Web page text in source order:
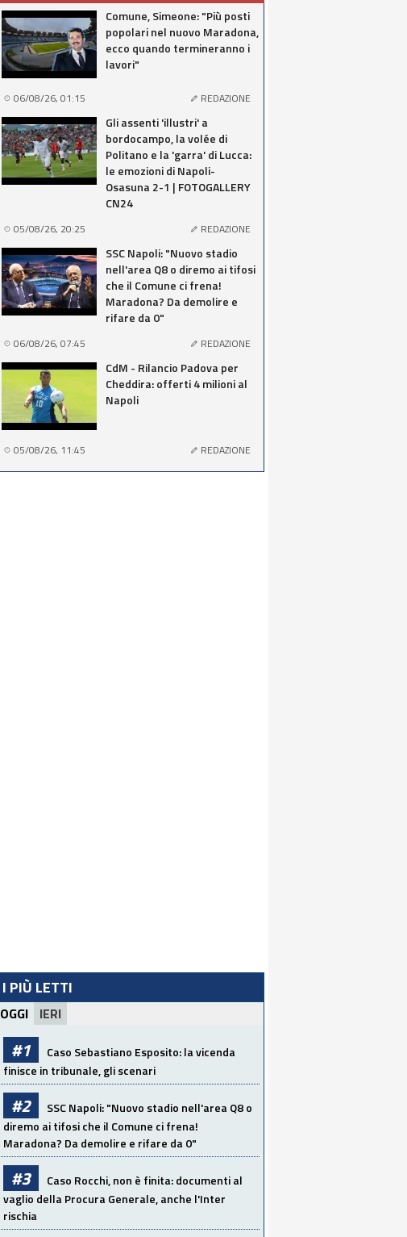
Comune, Simeone: "Più posti
popolari nel nuovo Maradona,
ecco quando termineranno i
lavori"
06/08/26, 01:15 REDAZIONE
Gli assenti 'illustri' a
bordocampo, la volée di
Politano e la 'garra' di Lucca:
le emozioni di Napoli-
Osasuna 2-1 | FOTOGALLERY
CN24
05/08/26, 20:25 REDAZIONE
SSC Napoli: "Nuovo stadio
nell'area Q8 o diremo ai tifosi
che il Comune ci frena!
Maradona? Da demolire e
rifare da 0"
06/08/26, 07:45 REDAZIONE
CdM - Rilancio Padova per
Cheddira: offerti 4 milioni al
Napoli
05/08/26, 11:45 REDAZIONE
I PIÙ LETTI
OGGI IERI
#1
Caso Sebastiano Esposito: la vicenda
finisce in tribunale, gli scenari
#2
SSC Napoli: "Nuovo stadio nell'area Q8 o
diremo ai tifosi che il Comune ci frena!
Maradona? Da demolire e rifare da 0"
#3
Caso Rocchi, non è finita: documenti al
vaglio della Procura Generale, anche l'Inter
rischia